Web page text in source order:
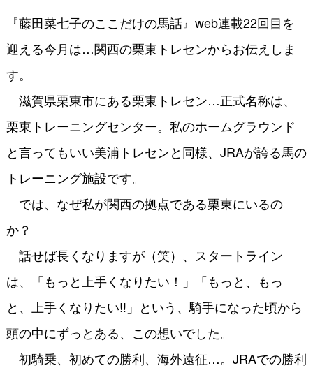
『藤田菜七子のここだけの馬話』web連載22回目を
迎える今月は…関西の栗東トレセンからお伝えしま
す。
滋賀県栗東市にある栗東トレセン…正式名称は、
栗東トレーニングセンター。私のホームグラウンド
と言ってもいい美浦トレセンと同様、JRAが誇る馬の
トレーニング施設です。
では、なぜ私が関西の拠点である栗東にいるの
か？
話せば長くなりますが（笑）、スタートライン
は、「もっと上手くなりたい！」「もっと、もっ
と、上手くなりたい!!」という、騎手になった頃から
頭の中にずっとある、この想いでした。
初騎乗、初めての勝利、海外遠征…。JRAでの勝利